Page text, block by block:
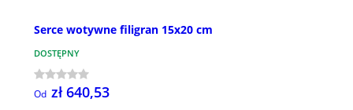
Serce wotywne filigran 15x20 cm
DOSTĘPNY
Od zł 640,53